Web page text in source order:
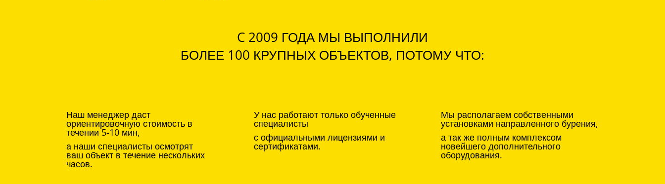
C 2009 ГОДА МЫ ВЫПОЛНИЛИ
БОЛЕЕ 100 КРУПНЫХ ОБЪЕКТОВ, ПОТОМУ ЧТО:
Наш менеджер даст
ориентировочную стоимость в
течении 5-10 мин,
а наши специалисты осмотрят
ваш объект в течение нескольких
часов.
У нас работают только обученные
специалисты
с официальными лицензиями и
сертификатами.
Мы располагаем собственными
установками направленного бурения,
а так же полным комплексом
новейшего дополнительного
оборудования.